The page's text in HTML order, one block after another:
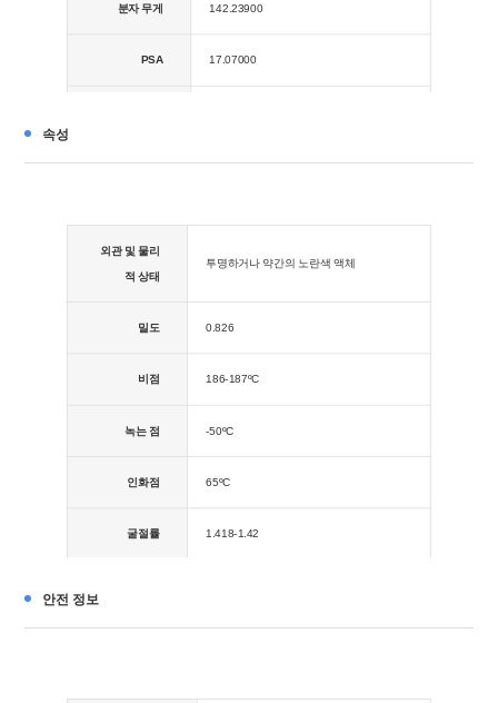
분자 무게 142.23900
PSA 17.07000
속성
외관 및 물리
적 상태
투명하거나 약간의 노란색 액체
밀도 0.826
비점 186-187ºC
녹는 점 -50ºC
인화점 65ºC
굴절률 1.418-1.42
안전 정보